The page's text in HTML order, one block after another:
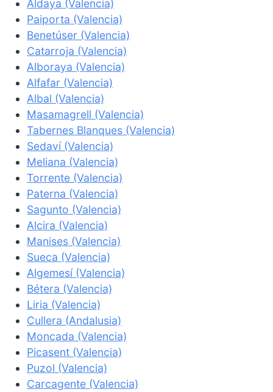
Aldaya (Valencia)
Paiporta (Valencia)
Benetúser (Valencia)
Catarroja (Valencia)
Alboraya (Valencia)
Alfafar (Valencia)
Albal (Valencia)
Masamagrell (Valencia)
Tabernes Blanques (Valencia)
Sedaví (Valencia)
Meliana (Valencia)
Torrente (Valencia)
Paterna (Valencia)
Sagunto (Valencia)
Alcira (Valencia)
Manises (Valencia)
Sueca (Valencia)
Algemesí (Valencia)
Bétera (Valencia)
Liria (Valencia)
Cullera (Andalusia)
Moncada (Valencia)
Picasent (Valencia)
Puzol (Valencia)
Carcagente (Valencia)